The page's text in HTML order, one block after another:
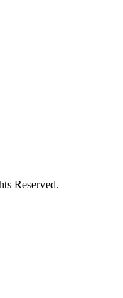
Reserved.